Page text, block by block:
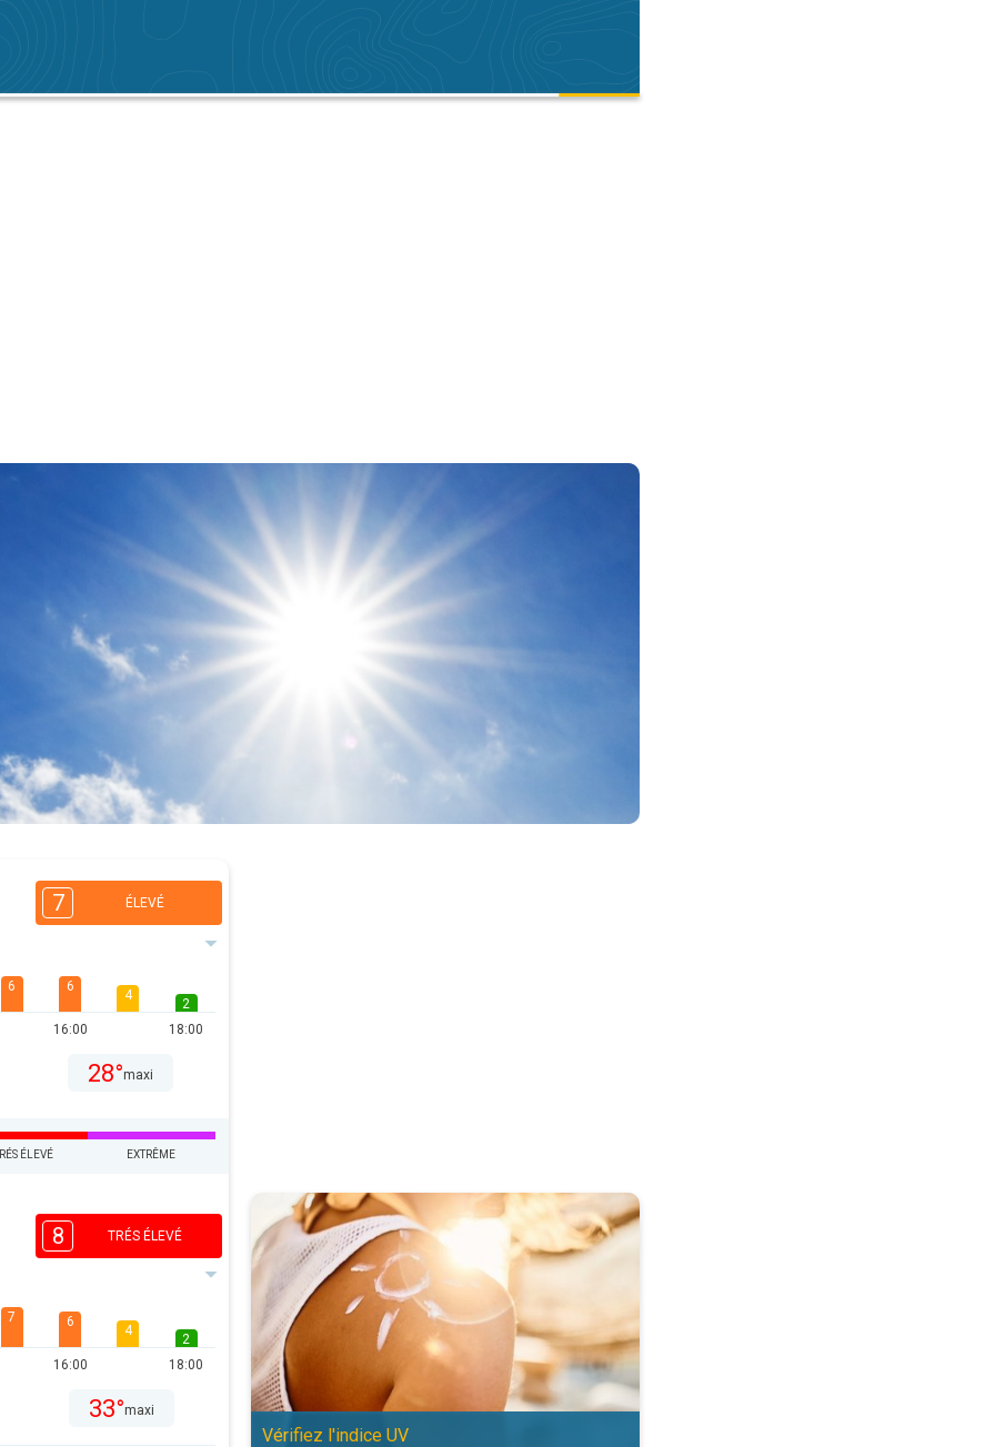
7 ÉLEVÉ
6 6
16:00
4
2
18:00
28°maxi
ÉLEVÉ EXTRÊME
8 TRÉS ÉLEVÉ
7 6
16:00
4
2
18:00
33°maxi
Comment éviter les coups de soleil ?. Vérifiez l'indice UV. . .
Vérifiez l'indice UV